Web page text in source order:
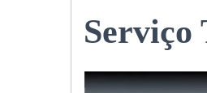
Serviço